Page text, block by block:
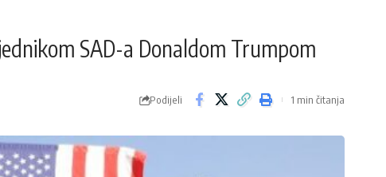
SAD-a Donaldom Trumpom
Podijeli 1 min čitanja